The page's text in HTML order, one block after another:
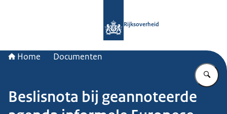
Rijksoverheid
Home Documenten
Beslisnota bij geannoteerde